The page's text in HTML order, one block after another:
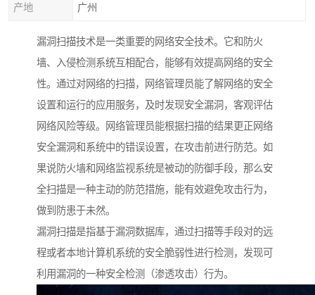
产地 广州
漏洞扫描技术是一类重要的网络安全技术。它和防火
墙、入侵检测系统互相配合，能够有效提高网络的安全
性。通过对网络的扫描，网络管理员能了解网络的安全
设置和运行的应用服务，及时发现安全漏洞，客观评估
网络风险等级。网络管理员能根据扫描的结果更正网络
安全漏洞和系统中的错误设置，在攻击前进行防范。如
果说防火墙和网络监视系统是被动的防御手段，那么安
全扫描是一种主动的防范措施，能有效避免攻击行为，
做到防患于未然。
漏洞扫描是指基于漏洞数据库，通过扫描等手段对的远
程或者本地计算机系统的安全脆弱性进行检测，发现可
利用漏洞的一种安全检测（渗透攻击）行为。